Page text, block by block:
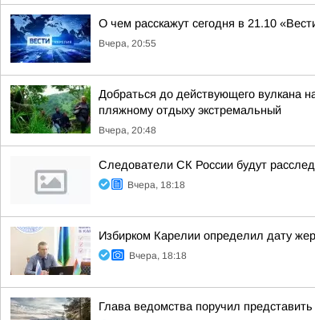
О чем расскажут сегодня в 21.10
Вчера, 20:55
Добраться до действующего вулкана
пляжному отдыху экстремальный
Вчера, 20:48
Следователи СК России будут
Вчера, 18:18
Избирком Карелии определил дату
Вчера, 18:18
Глава ведомства поручил